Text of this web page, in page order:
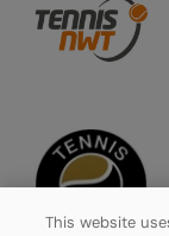
This website